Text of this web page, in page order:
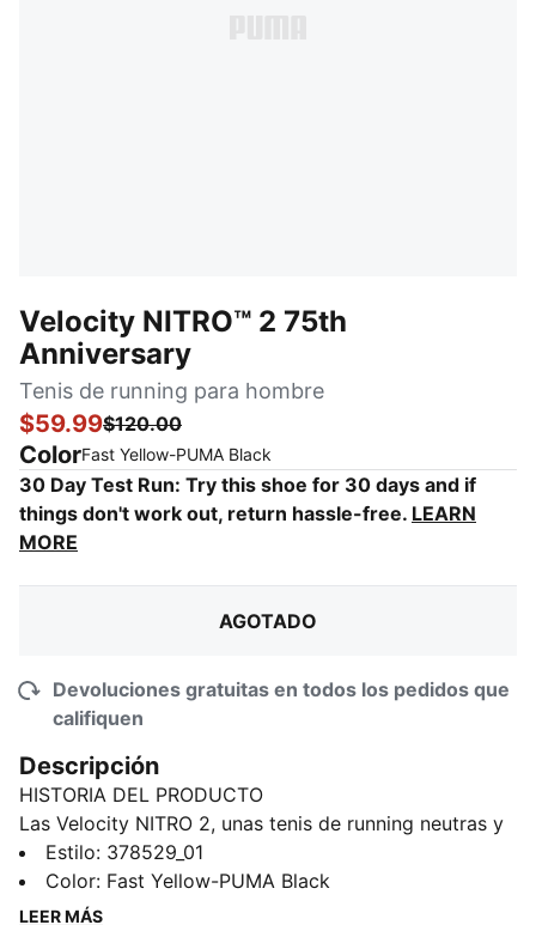
Velocity NITRO™ 2 75th
Anniversary
Tenis de running para hombre
$59.99$120.00
ColorFast Yellow-PUMA Black
30 Day Test Run: Try this shoe for 30 days and if
things don't work out, return hassle-free. LEARN
MORE
AGOTADO
Devoluciones gratuitas en todos los pedidos que
califiquen
Descripción
HISTORIA DEL PRODUCTO
Las Velocity NITRO 2, unas tenis de running neutras y
multifunción, son una actualización ligera y elegante
de la gama Run PUMA. Con espuma NITRO para
proporcionar una capacidad de respuesta excepcional
Estilo: 378529_01
Color: Fast Yellow-PUMA Black
LEER MÁS